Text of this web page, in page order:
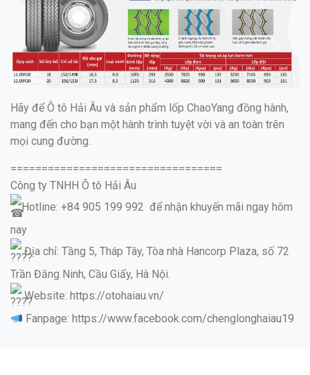
Hãy để Ô tô Hải Âu và sản phẩm lốp ChaoYang đồng hành,
mang đến cho bạn một hành trình tuyệt vời và an toàn trên
mọi cung đường.
==================================
Công ty TNHH Ô tô Hải Âu
Hotline: +84 905 199 992 để nhận khuyến mãi ngay hôm
nay
Địa chỉ: Tầng 5, Tháp Tây, Tòa nhà Hancorp Plaza, số 72
Trần Đăng Ninh, Cầu Giấy, Hà Nội.
Website: https://otohaiau.vn/
Fanpage: https://www.facebook.com/chenglonghaiau19